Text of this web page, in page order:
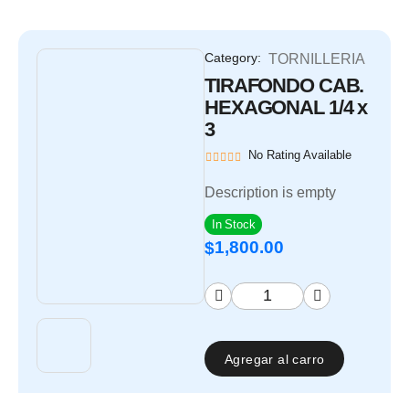
Category: TORNILLERIA
TIRAFONDO CAB.
HEXAGONAL 1/4 x
3
No Rating Available
Description is empty
In Stock
$1,800.00
Agregar al carro